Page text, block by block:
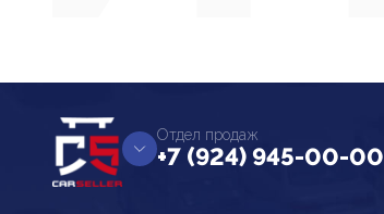
Отдел продаж
+7 (924) 945-00-00